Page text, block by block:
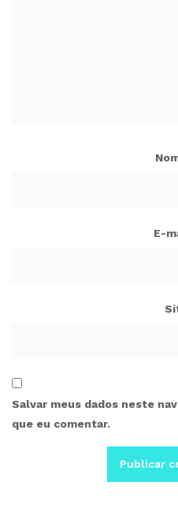
E-
Salvar meus dados neste
que eu comentar.